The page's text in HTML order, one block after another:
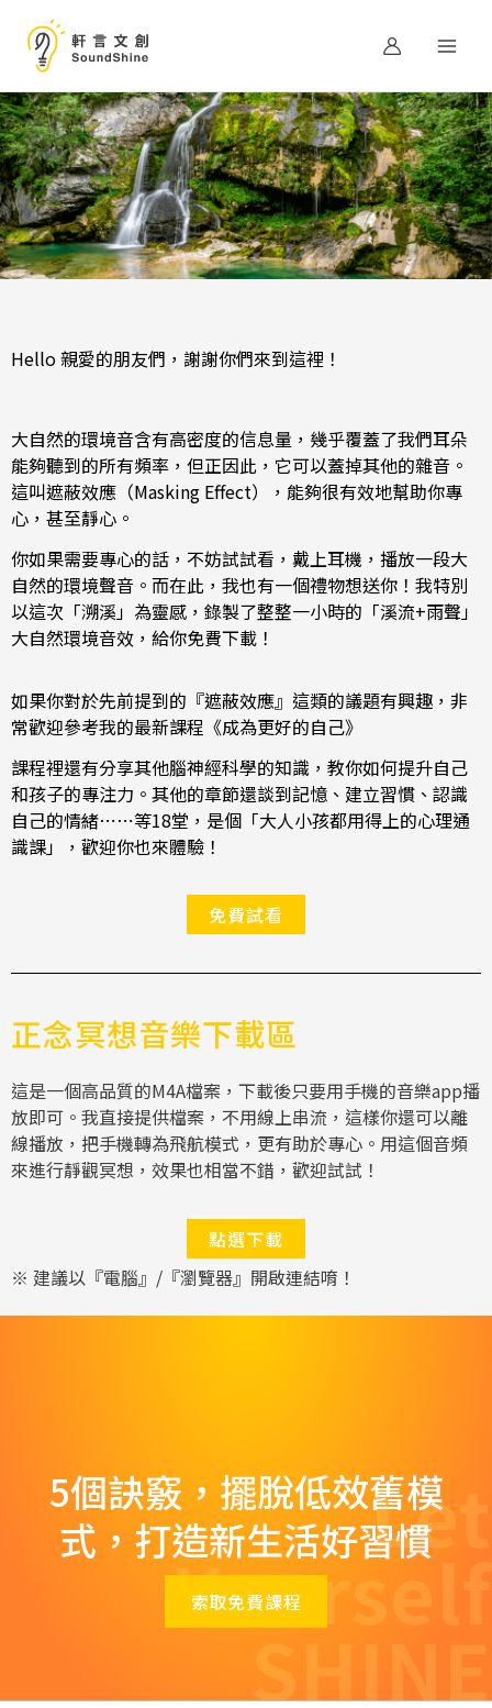
要
內
容
Hello 親愛的朋友們，謝謝你們來到這裡！
大自然的環境音含有高密度的信息量，幾乎覆蓋了我們耳朵
能夠聽到的所有頻率，但正因此，它可以蓋掉其他的雜音。
這叫遮蔽效應（Masking Effect），能夠很有效地幫助你專
心，甚至靜心。
你如果需要專心的話，不妨試試看，戴上耳機，播放一段大
自然的環境聲音。而在此，我也有一個禮物想送你！我特別
以這次「溯溪」為靈感，錄製了整整一小時的「溪流+雨聲」
大自然環境音效，給你免費下載！
如果你對於先前提到的『遮蔽效應』這類的議題有興趣，非
常歡迎參考我的最新課程《成為更好的自己》
課程裡還有分享其他腦神經科學的知識，教你如何提升自己
和孩子的專注力。其他的章節還談到記憶、建立習慣、認識
自己的情緒⋯⋯等18堂，是個「大人小孩都用得上的心理通
識課」，歡迎你也來體驗！
免費試看
正念冥想音樂下載區
這是一個高品質的M4A檔案，下載後只要用手機的音樂app播
放即可。我直接提供檔案，不用線上串流，這樣你還可以離
線播放，把手機轉為飛航模式，更有助於專心。用這個音頻
來進行靜觀冥想，效果也相當不錯，歡迎試試！
點選下載
※ 建議以『電腦』/『瀏覽器』開啟連結唷！
5個訣竅，擺脫低效舊模
式，打造新生活好習慣
索取免費課程
Let
Yourself
SHINE